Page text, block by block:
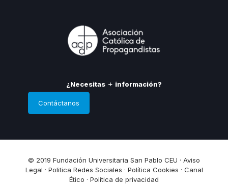
¿Necesitas información?
Contáctanos
© 2019 Fundación Universitaria San Pablo CEU · Aviso
Legal · Politica Redes Sociales · Política Cookies · Canal
Ético · Política de privacidad